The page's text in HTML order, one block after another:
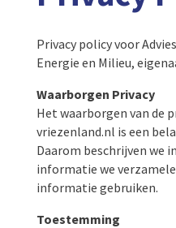
Privacy policy voor
Energie en Milieu,
Waarborgen Privacy
Het waarborgen van de
vriezenland.nl is een
Daarom beschrijven we
informatie we
informatie gebruiken.
Toestemming